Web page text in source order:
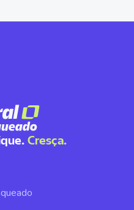
Cresça.